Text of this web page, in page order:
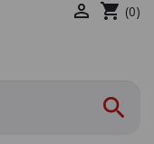
 shopping_cart (0)
